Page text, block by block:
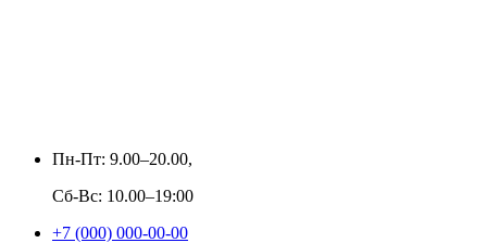
Пн-Пт: 9.00–20.00,
Сб-Вс: 10.00–19:00
+7 (000) 000-00-00